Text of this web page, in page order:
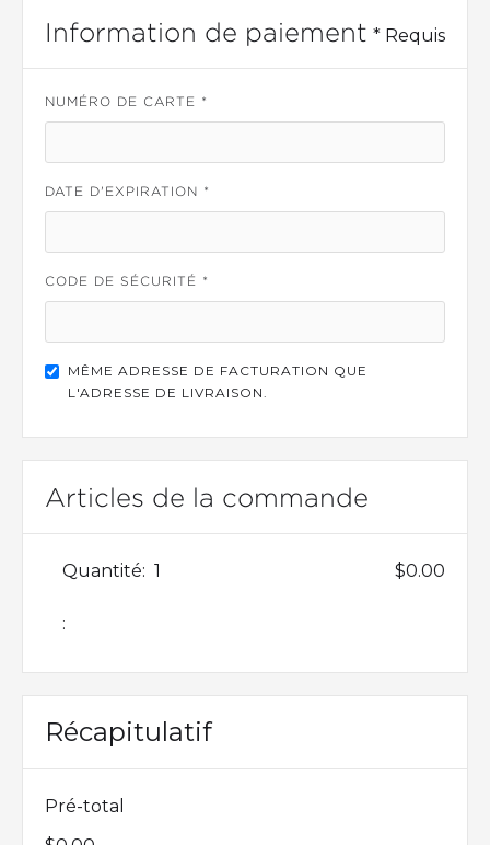
Information de paiement * Requis
NUMÉRO DE CARTE *
DATE D'EXPIRATION *
CODE DE SÉCURITÉ *
MÊME ADRESSE DE FACTURATION QUE
L'ADRESSE DE LIVRAISON.
Articles de la commande
Quantité: 1
:
$0.00
Récapitulatif
Pré-total